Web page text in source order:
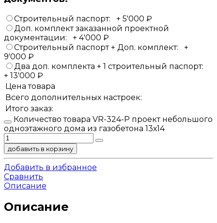
Строительный паспорт: + 5'000 ₽
Доп. комплект заказанной проектной
документации:
+ 4'000 ₽
Строительный паспорт + Доп. комплект:
+
9'000 ₽
Два доп. комплекта + 1 строительный паспорт:
+ 13'000 ₽
Цена товара
Всего дополнительных настроек:
Итого заказ:
Количество товара VR-324-P проект небольшого
одноэтажного дома из газобетона 13х14
добавить в корзину
Добавить в избранное
Сравнить
Описание
Описание